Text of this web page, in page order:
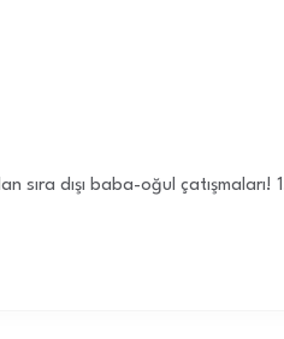
sıra dışı baba-oğul çatışmaları!